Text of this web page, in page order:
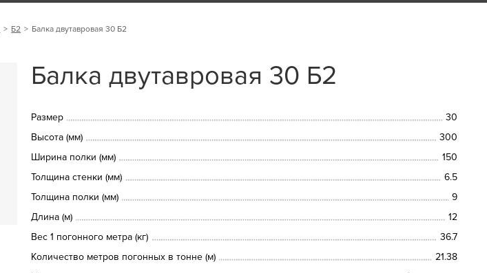
Б2 Балка двутавровая 30 Б2
Балка двутавровая 30 Б2
Размер
30
Высота (мм)
300
Ширина полки (мм)
150
Толщина стенки (мм)
6.5
Толщина полки (мм)
9
Длина (м)
12
Вес 1 погонного метра (кг)
36.7
Количество метров погонных в тонне (м)
21.38